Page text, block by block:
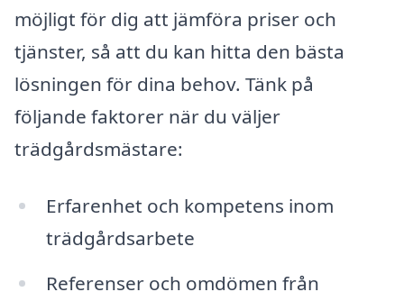
möjligt för dig att jämföra priser och
tjänster, så att du kan hitta den bästa
lösningen för dina behov. Tänk på
följande faktorer när du väljer
trädgårdsmästare:
Erfarenhet och kompetens inom
trädgårdsarbete
Referenser och omdömen från